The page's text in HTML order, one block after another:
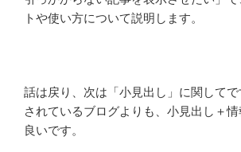
トや使い方について説明します。
話は戻り、次は「小見出し」に関して
されているブログよりも、小見出し＋
良いです。